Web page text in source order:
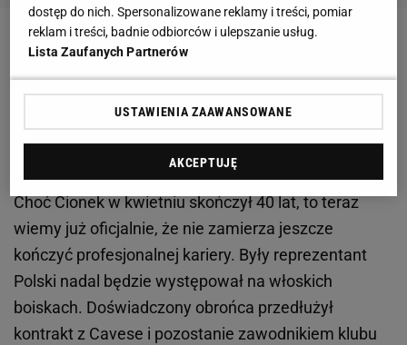
Zobacz wideoKibice dali sygnał reprezentacji
Urbana. Wardzichowski: W 80. minucie wychodzili ze
stadionu...
Cionek pozostanie zawodnikiem Cavese
Choć Cionek w kwietniu skończył 40 lat, to teraz
wiemy już oficjalnie, że nie zamierza jeszcze
kończyć profesjonalnej kariery. Były reprezentant
Polski nadal będzie występował na włoskich
boiskach. Doświadczony obrońca przedłużył
kontrakt z Cavese i pozostanie zawodnikiem klubu
dostęp do nich. Spersonalizowane reklamy i treści, pomiar
reklam i treści, badnie odbiorców i ulepszanie usług.
Lista Zaufanych Partnerów
USTAWIENIA ZAAWANSOWANE
AKCEPTUJĘ